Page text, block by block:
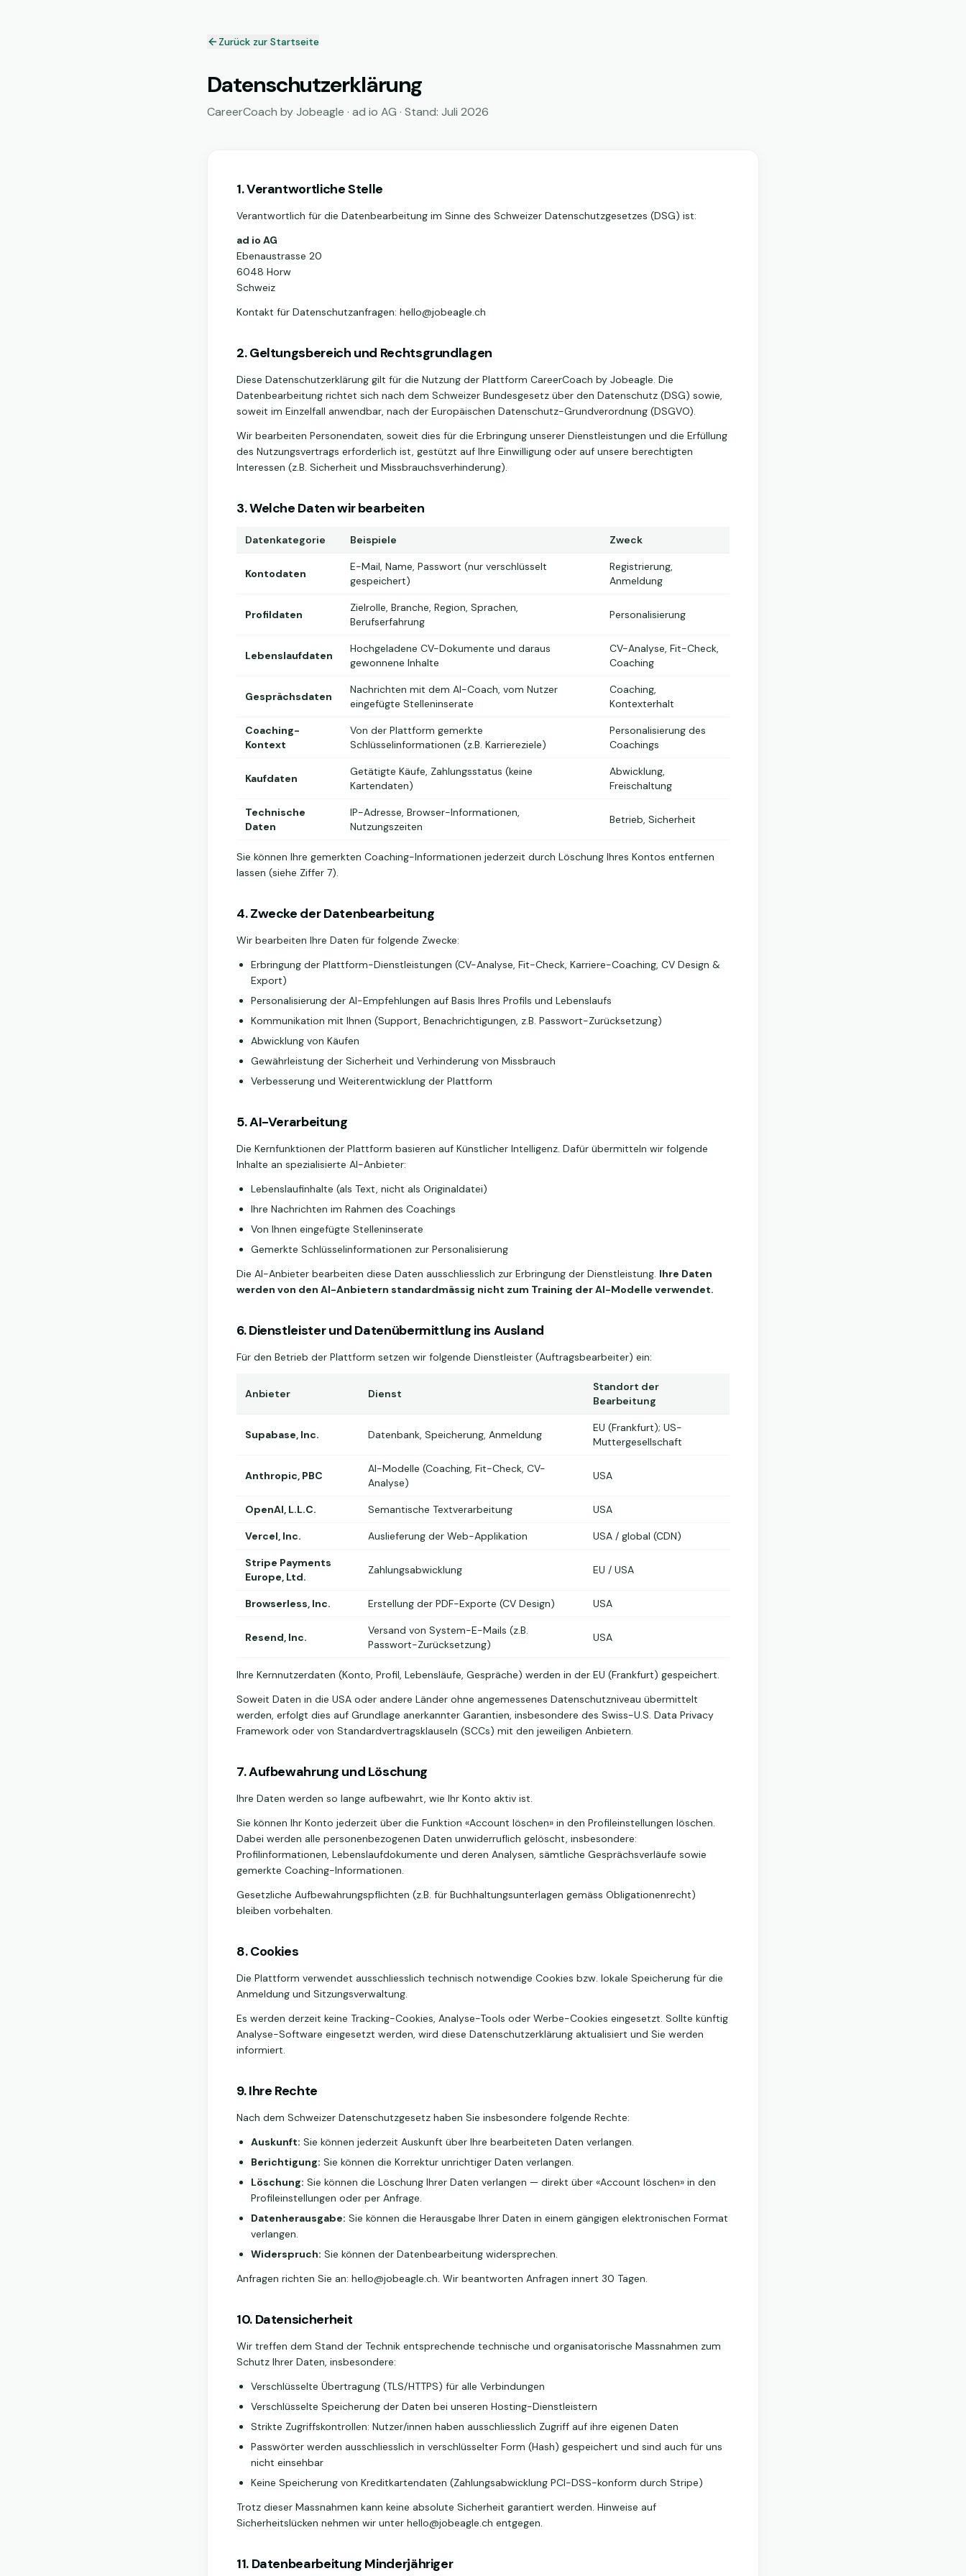
Zurück zur Startseite
Datenschutzerklärung
CareerCoach by Jobeagle · ad io AG · Stand: Juli 2026
1. Verantwortliche Stelle
Verantwortlich für die Datenbearbeitung im Sinne des Schweizer Datenschutzgesetzes (DSG) ist:
ad io AG
Ebenaustrasse 20
6048 Horw
Schweiz
Kontakt für Datenschutzanfragen: hello@jobeagle.ch
2. Geltungsbereich und Rechtsgrundlagen
Diese Datenschutzerklärung gilt für die Nutzung der Plattform CareerCoach by Jobeagle. Die
Datenbearbeitung richtet sich nach dem Schweizer Bundesgesetz über den Datenschutz (DSG) sowie,
soweit im Einzelfall anwendbar, nach der Europäischen Datenschutz-Grundverordnung (DSGVO).
Wir bearbeiten Personendaten, soweit dies für die Erbringung unserer Dienstleistungen und die Erfüllung
des Nutzungsvertrags erforderlich ist, gestützt auf Ihre Einwilligung oder auf unsere berechtigten
Interessen (z.B. Sicherheit und Missbrauchsverhinderung).
3. Welche Daten wir bearbeiten
Datenkategorie Beispiele Zweck
Kontodaten
E-Mail, Name, Passwort (nur verschlüsselt
gespeichert)
Registrierung,
Anmeldung
Profildaten
Zielrolle, Branche, Region, Sprachen,
Berufserfahrung
Personalisierung
Lebenslaufdaten
Hochgeladene CV-Dokumente und daraus
gewonnene Inhalte
CV-Analyse, Fit-Check,
Coaching
Gesprächsdaten
Nachrichten mit dem AI-Coach, vom Nutzer
eingefügte Stelleninserate
Coaching,
Kontexterhalt
Coaching-
Kontext
Von der Plattform gemerkte
Schlüsselinformationen (z.B. Karriereziele)
Personalisierung des
Coachings
Kaufdaten
Getätigte Käufe, Zahlungsstatus (keine
Kartendaten)
Abwicklung,
Freischaltung
Technische
Daten
IP-Adresse, Browser-Informationen,
Nutzungszeiten
Betrieb, Sicherheit
Sie können Ihre gemerkten Coaching-Informationen jederzeit durch Löschung Ihres Kontos entfernen
lassen (siehe Ziffer 7).
4. Zwecke der Datenbearbeitung
Wir bearbeiten Ihre Daten für folgende Zwecke:
Erbringung der Plattform-Dienstleistungen (CV-Analyse, Fit-Check, Karriere-Coaching, CV Design &
Export)
Personalisierung der AI-Empfehlungen auf Basis Ihres Profils und Lebenslaufs
Kommunikation mit Ihnen (Support, Benachrichtigungen, z.B. Passwort-Zurücksetzung)
Abwicklung von Käufen
Gewährleistung der Sicherheit und Verhinderung von Missbrauch
Verbesserung und Weiterentwicklung der Plattform
5. AI-Verarbeitung
Die Kernfunktionen der Plattform basieren auf Künstlicher Intelligenz. Dafür übermitteln wir folgende
Inhalte an spezialisierte AI-Anbieter:
Lebenslaufinhalte (als Text, nicht als Originaldatei)
Ihre Nachrichten im Rahmen des Coachings
Von Ihnen eingefügte Stelleninserate
Gemerkte Schlüsselinformationen zur Personalisierung
Die AI-Anbieter bearbeiten diese Daten ausschliesslich zur Erbringung der Dienstleistung. Ihre Daten
werden von den AI-Anbietern standardmässig nicht zum Training der AI-Modelle verwendet.
6. Dienstleister und Datenübermittlung ins Ausland
Für den Betrieb der Plattform setzen wir folgende Dienstleister (Auftragsbearbeiter) ein:
Anbieter Dienst
Standort der
Bearbeitung
Supabase, Inc. Datenbank, Speicherung, Anmeldung
EU (Frankfurt); US-
Muttergesellschaft
Anthropic, PBC
AI-Modelle (Coaching, Fit-Check, CV-
Analyse)
USA
OpenAI, L.L.C. Semantische Textverarbeitung USA
Vercel, Inc. Auslieferung der Web-Applikation USA / global (CDN)
Stripe Payments
Europe, Ltd.
Zahlungsabwicklung EU / USA
Browserless, Inc. Erstellung der PDF-Exporte (CV Design) USA
Resend, Inc.
Versand von System-E-Mails (z.B.
Passwort-Zurücksetzung)
USA
Ihre Kernnutzerdaten (Konto, Profil, Lebensläufe, Gespräche) werden in der EU (Frankfurt) gespeichert.
Soweit Daten in die USA oder andere Länder ohne angemessenes Datenschutzniveau übermittelt
werden, erfolgt dies auf Grundlage anerkannter Garantien, insbesondere des Swiss-U.S. Data Privacy
Framework oder von Standardvertragsklauseln (SCCs) mit den jeweiligen Anbietern.
7. Aufbewahrung und Löschung
Ihre Daten werden so lange aufbewahrt, wie Ihr Konto aktiv ist.
Sie können Ihr Konto jederzeit über die Funktion «Account löschen» in den Profileinstellungen löschen.
Dabei werden alle personenbezogenen Daten unwiderruflich gelöscht, insbesondere:
Profilinformationen, Lebenslaufdokumente und deren Analysen, sämtliche Gesprächsverläufe sowie
gemerkte Coaching-Informationen.
Gesetzliche Aufbewahrungspflichten (z.B. für Buchhaltungsunterlagen gemäss Obligationenrecht)
bleiben vorbehalten.
8. Cookies
Die Plattform verwendet ausschliesslich technisch notwendige Cookies bzw. lokale Speicherung für die
Anmeldung und Sitzungsverwaltung.
Es werden derzeit keine Tracking-Cookies, Analyse-Tools oder Werbe-Cookies eingesetzt. Sollte künftig
Analyse-Software eingesetzt werden, wird diese Datenschutzerklärung aktualisiert und Sie werden
informiert.
9. Ihre Rechte
Nach dem Schweizer Datenschutzgesetz haben Sie insbesondere folgende Rechte:
Auskunft: Sie können jederzeit Auskunft über Ihre bearbeiteten Daten verlangen.
Berichtigung: Sie können die Korrektur unrichtiger Daten verlangen.
Löschung: Sie können die Löschung Ihrer Daten verlangen — direkt über «Account löschen» in den
Profileinstellungen oder per Anfrage.
Datenherausgabe: Sie können die Herausgabe Ihrer Daten in einem gängigen elektronischen Format
verlangen.
Widerspruch: Sie können der Datenbearbeitung widersprechen.
Anfragen richten Sie an: hello@jobeagle.ch. Wir beantworten Anfragen innert 30 Tagen.
10. Datensicherheit
Wir treffen dem Stand der Technik entsprechende technische und organisatorische Massnahmen zum
Schutz Ihrer Daten, insbesondere:
Verschlüsselte Übertragung (TLS/HTTPS) für alle Verbindungen
Verschlüsselte Speicherung der Daten bei unseren Hosting-Dienstleistern
Strikte Zugriffskontrollen: Nutzer/innen haben ausschliesslich Zugriff auf ihre eigenen Daten
Passwörter werden ausschliesslich in verschlüsselter Form (Hash) gespeichert und sind auch für uns
nicht einsehbar
Keine Speicherung von Kreditkartendaten (Zahlungsabwicklung PCI-DSS-konform durch Stripe)
Trotz dieser Massnahmen kann keine absolute Sicherheit garantiert werden. Hinweise auf
Sicherheitslücken nehmen wir unter hello@jobeagle.ch entgegen.
11. Datenbearbeitung Minderjähriger